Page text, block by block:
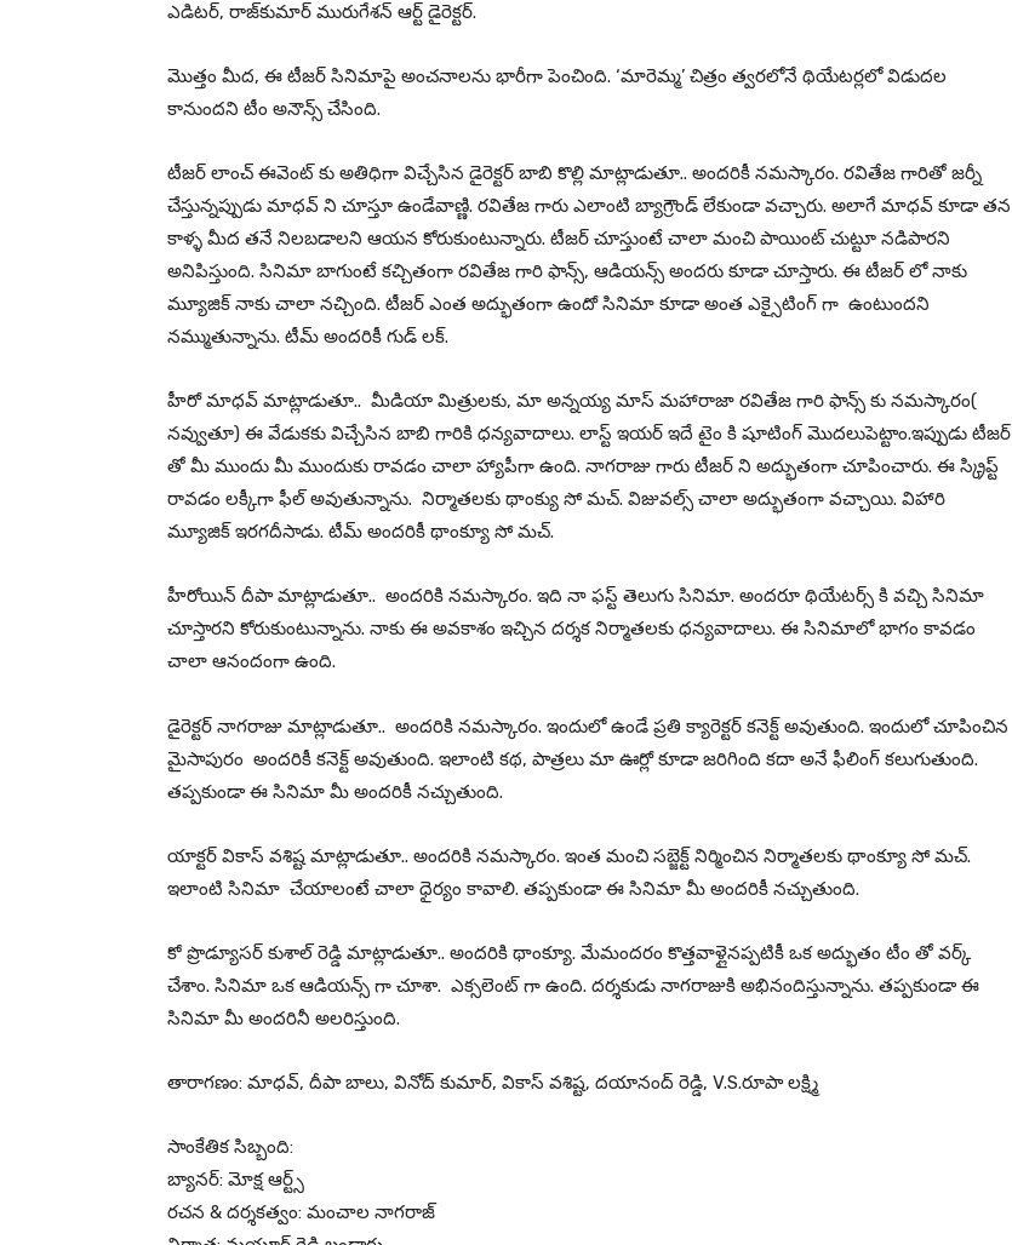
ఎడిటర్, రాజ్‌కుమార్ మురుగేశన్ ఆర్ట్ డైరెక్టర్.
మొత్తం మీద, ఈ టీజర్ సినిమాపై అంచనాలను భారీగా పెంచింది. ‘మారెమ్మ’ చిత్రం త్వరలోనే థియేటర్లలో విడుదల
కానుందని టీం అనౌన్స్ చేసింది.
టీజర్ లాంచ్ ఈవెంట్ కు అతిధిగా విచ్చేసిన డైరెక్టర్ బాబి కొల్లి మాట్లాడుతూ.. అందరికీ నమస్కారం. రవితేజ గారితో జర్నీ
చేస్తున్నప్పుడు మాధవ్ ని చూస్తూ ఉండేవాణ్ణి. రవితేజ గారు ఎలాంటి బ్యాగ్రౌండ్ లేకుండా వచ్చారు. అలాగే మాధవ్ కూడా తన
కాళ్ళ మీద తనే నిలబడాలని ఆయన కోరుకుంటున్నారు. టీజర్ చూస్తుంటే చాలా మంచి పాయింట్ చుట్టూ నడిపారని
అనిపిస్తుంది. సినిమా బాగుంటే కచ్చితంగా రవితేజ గారి ఫాన్స్, ఆడియన్స్ అందరు కూడా చూస్తారు. ఈ టీజర్ లో నాకు
మ్యూజిక్ నాకు చాలా నచ్చింది. టీజర్ ఎంత అద్భుతంగా ఉందో సినిమా కూడా అంత ఎక్సైటింగ్ గా ఉంటుందని
నమ్ముతున్నాను. టీమ్ అందరికీ గుడ్ లక్.
హీరో మాధవ్ మాట్లాడుతూ.. మీడియా మిత్రులకు, మా అన్నయ్య మాస్ మహారాజా రవితేజ గారి ఫాన్స్ కు నమస్కారం(
నవ్వుతూ) ఈ వేడుకకు విచ్చేసిన బాబి గారికి ధన్యవాదాలు. లాస్ట్ ఇయర్ ఇదే టైం కి షూటింగ్ మొదలుపెట్టాం.ఇప్పుడు టీజర్
తో మీ ముందు మీ ముందుకు రావడం చాలా హ్యాపీగా ఉంది. నాగరాజు గారు టీజర్ ని అద్భుతంగా చూపించారు. ఈ స్క్రిప్ట్
రావడం లక్కీగా ఫీల్ అవుతున్నాను. నిర్మాతలకు థాంక్యు సో మచ్. విజువల్స్ చాలా అద్భుతంగా వచ్చాయి. విహారి
మ్యూజిక్ ఇరగదీసాడు. టీమ్ అందరికీ థాంక్యూ సో మచ్.
హీరోయిన్ దీపా మాట్లాడుతూ.. అందరికి నమస్కారం. ఇది నా ఫస్ట్ తెలుగు సినిమా. అందరూ థియేటర్స్ కి వచ్చి సినిమా
చూస్తారని కోరుకుంటున్నాను. నాకు ఈ అవకాశం ఇచ్చిన దర్శక నిర్మాతలకు ధన్యవాదాలు. ఈ సినిమాలో భాగం కావడం
చాలా ఆనందంగా ఉంది.
డైరెక్టర్ నాగరాజు మాట్లాడుతూ.. అందరికి నమస్కారం. ఇందులో ఉండే ప్రతి క్యారెక్టర్ కనెక్ట్ అవుతుంది. ఇందులో చూపించిన
మైసాపురం అందరికీ కనెక్ట్ అవుతుంది. ఇలాంటి కథ, పాత్రలు మా ఊర్లో కూడా జరిగింది కదా అనే ఫీలింగ్ కలుగుతుంది.
తప్పకుండా ఈ సినిమా మీ అందరికీ నచ్చుతుంది.
యాక్టర్ వికాస్ వశిష్ట మాట్లాడుతూ.. అందరికి నమస్కారం. ఇంత మంచి సబ్జెక్ట్ నిర్మించిన నిర్మాతలకు థాంక్యూ సో మచ్.
ఇలాంటి సినిమా చేయాలంటే చాలా ధైర్యం కావాలి. తప్పకుండా ఈ సినిమా మీ అందరికీ నచ్చుతుంది.
కో ప్రొడ్యూసర్ కుశాల్ రెడ్డి మాట్లాడుతూ.. అందరికి థాంక్యూ. మేమందరం కొత్తవాళ్లైనప్పటికీ ఒక అద్భుతం టీం తో వర్క్
చేశాం. సినిమా ఒక ఆడియన్స్ గా చూశా. ఎక్సలెంట్ గా ఉంది. దర్శకుడు నాగరాజుకి అభినందిస్తున్నాను. తప్పకుండా ఈ
సినిమా మీ అందరినీ అలరిస్తుంది.
తారాగణం: మాధవ్, దీపా బాలు, వినోద్ కుమార్, వికాస్ వశిష్ట, దయానంద్ రెడ్డి, V.S.రూపా లక్ష్మి
సాంకేతిక సిబ్బంది:
బ్యానర్: మోక్ష ఆర్ట్స్
రచన & దర్శకత్వం: మంచాల నాగరాజ్